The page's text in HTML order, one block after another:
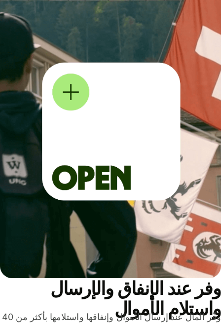
عند الإنفاق والإرسال
الأموال
وفّر المال عند إرسال الأموال وإنفاقها واستلامها بأكثر من 40